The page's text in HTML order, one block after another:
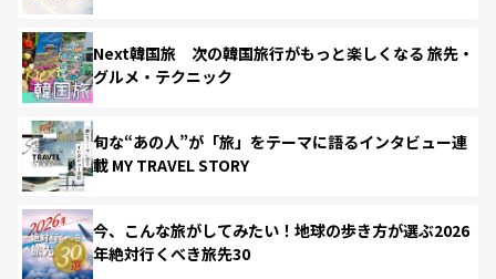
Next韓国旅 次の韓国旅行がもっと楽しくなる 旅先・
グルメ・テクニック
旬な“あの人”が「旅」をテーマに語るインタビュー連
載 MY TRAVEL STORY
今、こんな旅がしてみたい！地球の歩き方が選ぶ2026
年絶対行くべき旅先30